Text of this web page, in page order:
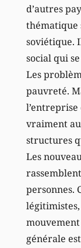
d’autres
thématique
soviétique.
social qui
Les
pauvreté.
l’entreprise
vraiment
structures
Les
personnes.
légitimistes,
générale